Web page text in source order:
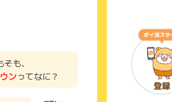
そも、
ンってなに？